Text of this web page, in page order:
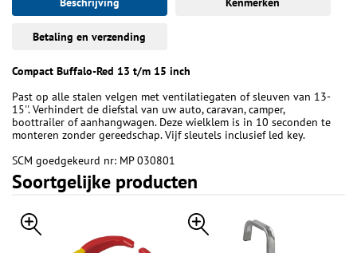
Betaling en verzending
Compact Buffalo-Red 13 t/m 15 inch
Past op alle stalen velgen met ventilatiegaten of sleuven van 13-
15''. Verhindert de diefstal van uw auto, caravan, camper,
boottrailer of aanhangwagen. Deze wielklem is in 10 seconden te
monteren zonder gereedschap. Vijf sleutels inclusief led key.
SCM goedgekeurd nr: MP 030801
Soortgelijke producten